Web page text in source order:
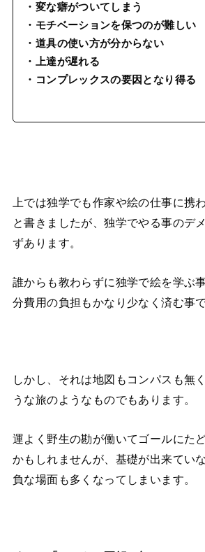
・変な癖がついてしまう
・モチベーションを保つのが難しい
・道具の使い方が分からない
・上達が遅れる
・コンプレックスの要因となり得る
上では独学でも作家や絵の仕事に携
と書きましたが、独学でやる事のデ
ずあります。
誰からも教わらずに独学で絵を学ぶ
分費用の負担もかなり少なく済む事で
しかし、それは地図もコンパスも無
うな旅のようなものでもあります。
運よく野生の勘が働いてゴールにた
かもしれませんが、基礎が出来てい
負な場面も多くなってしまいます。